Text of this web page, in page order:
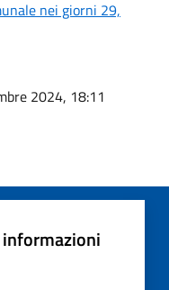
nei giorni 29,
2024, 18:11
informazioni